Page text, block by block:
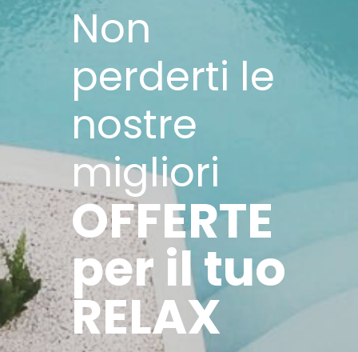
Non
perderti le
nostre
migliori
OFFERTE
per il tuo
RELAX